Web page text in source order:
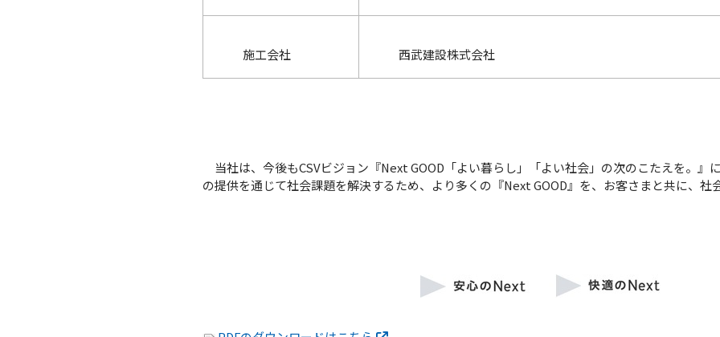
施工会社 西武建設株式会社
当社は、今後もCSVビジョン『Next GOOD「よい暮らし」「よい社会」の次のこたえを。』
の提供を通じて社会課題を解決するため、より多くの『Next GOOD』を、お客さまと共に、社